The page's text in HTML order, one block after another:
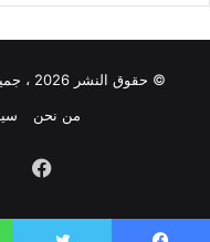
© حقوق النشر 2026 ، جميع الحقوق محفوظة |
من نحن